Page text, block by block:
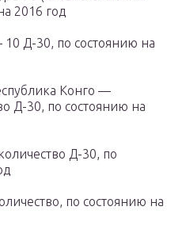
2016 год
Д-30, по состоянию на
Конго —
Д-30, по состоянию на
Д-30, по
по состоянию на